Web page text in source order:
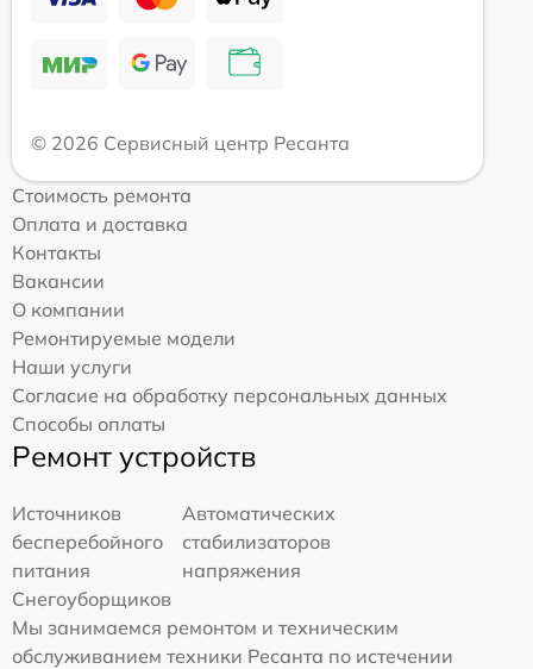
© 2026 Сервисный центр Ресанта
Стоимость ремонта
Оплата и доставка
Контакты
Вакансии
О компании
Ремонтируемые модели
Наши услуги
Согласие на обработку персональных данных
Способы оплаты
Ремонт устройств
Источников
бесперебойного
питания
Автоматических
стабилизаторов
напряжения
Снегоуборщиков
Мы занимаемся ремонтом и техническим
обслуживанием техники Ресанта по истечении